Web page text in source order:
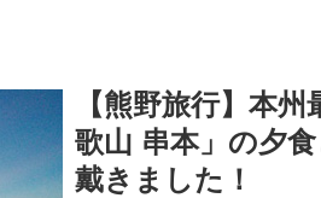
【熊野旅行】本
歌山 串本」の夕
戴きました！